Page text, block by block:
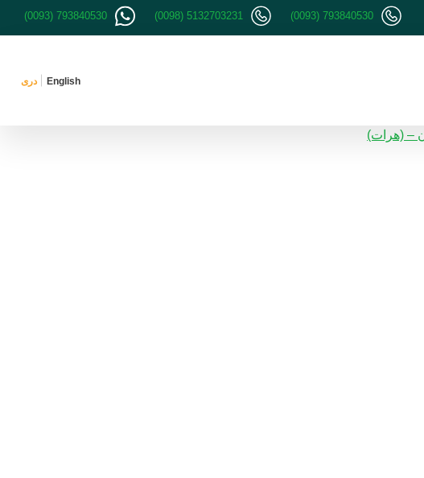
(0093) 793840530
(0098) 5132703231
(0093) 793840530
دری English
– (هرات)